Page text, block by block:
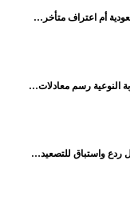
سعودية أم اعتراف متأخر…
النوعية رسم معادلات…
ردع واستباق للتصعيد…